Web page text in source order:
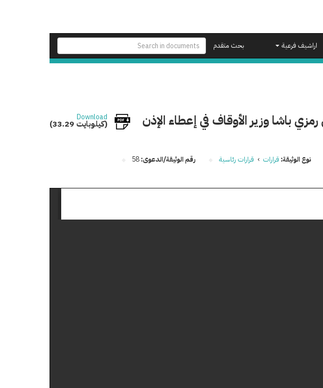
بحث متقدم
اراشيف فرعية
باشا وزير الأوقاف في إعطاء الإذن Download
(33.29 كيلوبايت)
نوع الوثيقة: قرارات › قرارات رئاسية رقم الوثيقة/الدعوى:58